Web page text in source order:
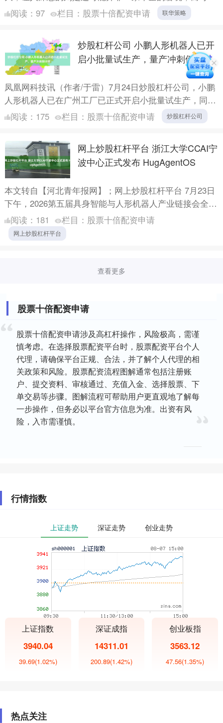
是整个电车行业淘汰赛的开始，因为国内市场的电车规模
阅读： 97 栏目： 股票十倍配资申请 联华策略
炒股杠杆公司 小鹏人形机器人已开
启小批量试生产，量产冲刺倒计时
凤凰网科技讯（作者/于雷）7月24日炒股杠杆公司，小鹏
人形机器人已在广州工厂已正式开启小批量试生产，同时
量产产线进入最后联调阶段，量产冲刺正式进入倒计时。
阅读： 175 栏目： 股票十倍配资申请 炒股杠杆公司
网上炒股杠杆平台 浙江大学CCAI宁
波中心正式发布 HugAgentOS
本文转自【河北青年报网】；网上炒股杠杆平台 7月23日
下午，2026第五届具身智能与人形机器人产业链接会全体
大会在宁波镇海举行。会上，浙江大学CCAI宁波中心
（....
阅读： 181 栏目： 股票十倍配资申请
网上炒股杠杆平台
查看更多
股票十倍配资申请
股票十倍配资申请涉及高杠杆操作，风险极高，需谨
慎考虑。在选择股票配资平台时，股票配资平台个人
代理，请确保平台正规、合法，并了解个人代理的相
关政策和风险。股票配资流程图解通常包括注册账
户、提交资料、审核通过、充值入金、选择股票、下
单交易等步骤。图解流程可帮助用户更直观地了解每
一步操作，但务必以平台官方信息为准。出资有风
险，入市需谨慎。
行情指数
上证走势 深证走势 创业走势
上证指数
3940.04
39.69(1.02%)
深证成指
14311.01
200.89(1.42%)
创业板指
3563.12
47.56(1.35%)
热点关注